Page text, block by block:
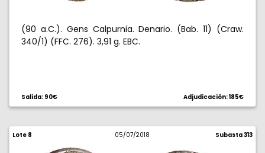
(90 a.C.). Gens Calpurnia. Denario. (Bab. 11) (Craw.
340/1) (FFC. 276). 3,91 g. EBC.
Salida: 90€ Adjudicación: 185€
Lote 8 05/07/2018 Subasta 313